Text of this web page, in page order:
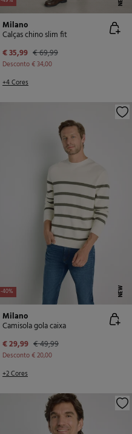
Milano
Calças chino slim fit
€ 35,99 € 69,99
Desconto€ 34,00
+4 Cores
-40% NEW
Milano
Camisola gola caixa
€ 29,99 € 49,99
Desconto€ 20,00
+2 Cores